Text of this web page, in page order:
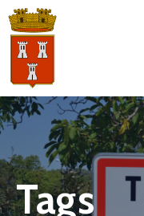
Accueil
La
Commune
Tourisme
Manifestations
Tags